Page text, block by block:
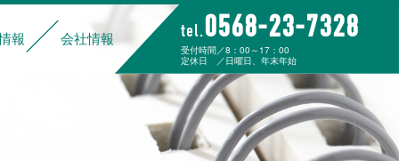
tel.0568-23-7328
受付時間／8：00～17：00
定休日 ／日曜日、年末年始
報 会社情報
経営理念
代表挨拶
企業概要
事業所一覧
カーゴワークジャパン